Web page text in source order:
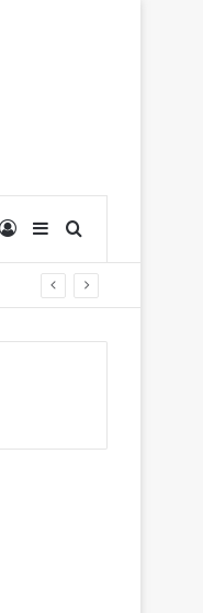
Log InSidebarSearch for